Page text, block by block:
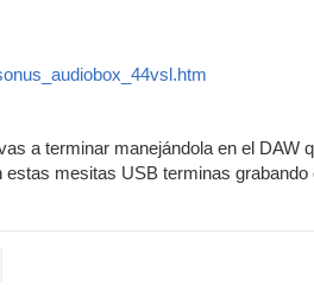
a terminar manejándola en el
estas mesitas USB terminas